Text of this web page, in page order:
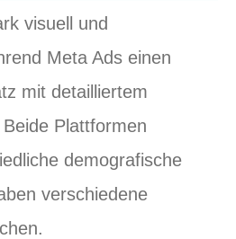
visuell und
Meta Ads einen
mit detailliertem
Plattformen
demografische
verschiedene